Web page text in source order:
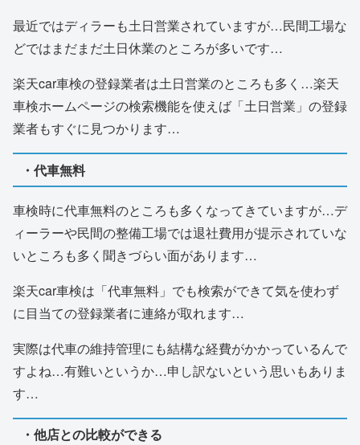
最近ではディラーも土日営業されていますが…民間工場な
どではまだまだ土日休業のところが多いです…
楽天car車検の登録業者は土日営業のところも多く…楽天
車検ホームページの検索機能を使えば「土日営業」の登録
業者もすぐに見つかります…
・代車無料
車検時に代車無料のところも多くなってきていますが…デ
ィーラーや民間の整備工場では退社費用が提示されていな
いところも多く聞きづらい面があります…
楽天car車検は「代車無料」でも検索ができて気を使わず
に目当ての登録業者に連絡が取れます…
実際は代車の維持管理にも結構な経費がかかっているんで
すよね…有難いというか…申し訳ないという思いもありま
す…
・他店との比較ができる